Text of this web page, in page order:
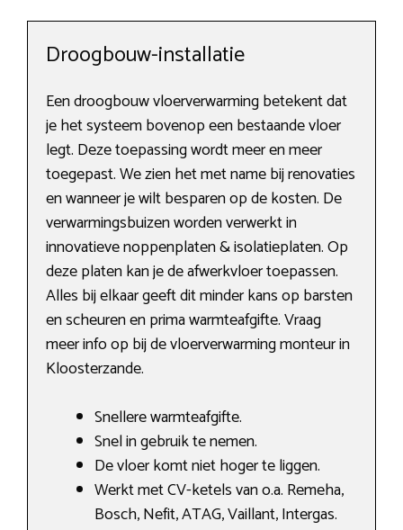
Droogbouw-installatie
Een droogbouw vloerverwarming betekent dat
je het systeem bovenop een bestaande vloer
legt. Deze toepassing wordt meer en meer
toegepast. We zien het met name bij renovaties
en wanneer je wilt besparen op de kosten. De
verwarmingsbuizen worden verwerkt in
innovatieve noppenplaten & isolatieplaten. Op
deze platen kan je de afwerkvloer toepassen.
Alles bij elkaar geeft dit minder kans op barsten
en scheuren en prima warmteafgifte. Vraag
meer info op bij de vloerverwarming monteur in
Kloosterzande.
Snellere warmteafgifte.
Snel in gebruik te nemen.
De vloer komt niet hoger te liggen.
Werkt met CV-ketels van o.a. Remeha,
Bosch, Nefit, ATAG, Vaillant, Intergas.